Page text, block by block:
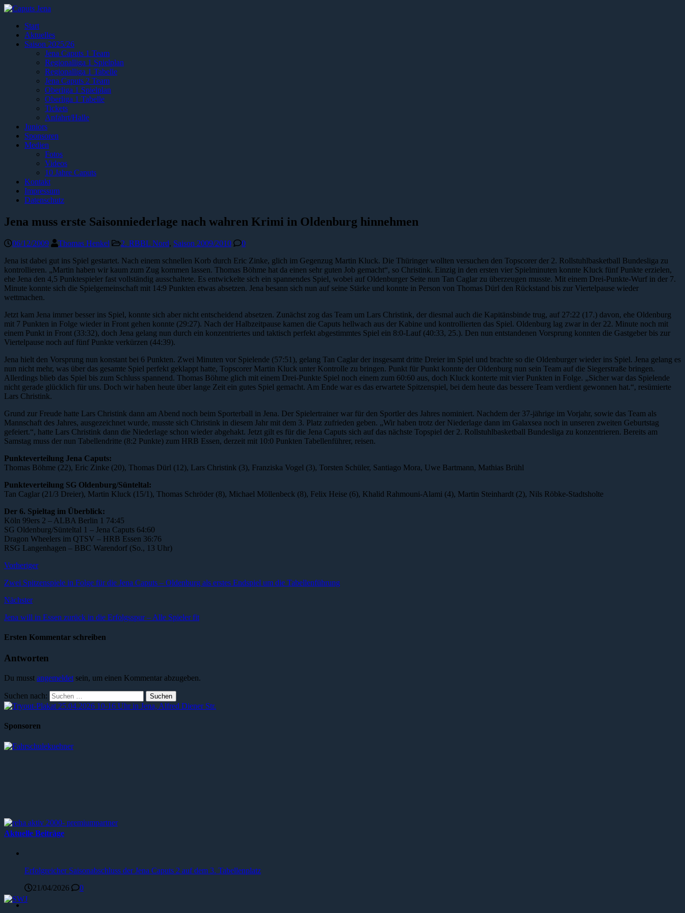
Start
Aktuelles
Saison 2025/26
Jena Caputs 1 Team
Regionalliga 1 Spielplan
Regionalliga 1 Tabelle
Jena Caputs 2 Team
Oberliga 1 Spielplan
Oberliga 1 Tabelle
Tickets
Anfahrt/Halle
Juniors
Sponsoren
Medien
Fotos
Videos
10 Jahre Caputs
Kontakt
Impressum
Datenschutz
Jena muss erste Saisonniederlage nach wahren Krimi in Oldenburg hinnehmen
06/12/2009 Thomas Henkel 2. RBBL Nord, Saison 2009/2010
0
Jena ist dabei gut ins Spiel gestartet. Nach einem schnellen Korb durch Eric Zinke, glich im Gegenzug Martin Kluck. Die Thüringer wollten versuchen den Topscorer der 2. Rollstuhlbasketball Bundesliga zu
kontrollieren. „Martin haben wir kaum zum Zug kommen lassen. Thomas Böhme hat da einen sehr guten Job gemacht“, so Christink. Einzig in den ersten vier Spielminuten konnte Kluck fünf Punkte erzielen,
ehe Jena den 4,5 Punktespieler fast vollständig ausschaltete. Es entwickelte sich ein spannendes Spiel, wobei auf Oldenburger Seite nun Tan Caglar zu überzeugen musste. Mit einem Drei-Punkte-Wurf in der 7.
Minute konnte sich die Spielgemeinschaft mit 14:9 Punkten etwas absetzen. Jena besann sich nun auf seine Stärke und konnte in Person von Thomas Dürl den Rückstand bis zur Viertelpause wieder
wettmachen.
Jetzt kam Jena immer besser ins Spiel, konnte sich aber nicht entscheidend absetzen. Zunächst zog das Team um Lars Christink, der diesmal auch die Kapitänsbinde trug, auf 27:22 (17.) davon, ehe Oldenburg
mit 7 Punkten in Folge wieder in Front gehen konnte (29:27). Nach der Halbzeitpause kamen die Caputs hellwach aus der Kabine und kontrollierten das Spiel. Oldenburg lag zwar in der 22. Minute noch mit
einem Punkt in Front (33:32), doch Jena gelang nun durch ein konzentriertes und taktisch perfekt abgestimmtes Spiel ein 8:0-Lauf (40:33, 25.). Den nun entstandenen Vorsprung konnten die Gastgeber bis zur
Viertelpause noch auf fünf Punkte verkürzen (44:39).
Jena hielt den Vorsprung nun konstant bei 6 Punkten. Zwei Minuten vor Spielende (57:51), gelang Tan Caglar der insgesamt dritte Dreier im Spiel und brachte so die Oldenburger wieder ins Spiel. Jena gelang es
nun nicht mehr, was über das gesamte Spiel perfekt geklappt hatte, Topscorer Martin Kluck unter Kontrolle zu bringen. Punkt für Punkt konnte der Oldenburg nun sein Team auf die Siegerstraße bringen.
Allerdings blieb das Spiel bis zum Schluss spannend. Thomas Böhme glich mit einem Drei-Punkte Spiel noch einem zum 60:60 aus, doch Kluck konterte mit vier Punkten in Folge. „Sicher war das Spielende
nicht gerade glücklich für uns. Doch wir haben heute über lange Zeit ein gutes Spiel gemacht. Am Ende war es das erwartete Spitzenspiel, bei dem heute das bessere Team verdient gewonnen hat.“, resümierte
Lars Christink.
Grund zur Freude hatte Lars Christink dann am Abend noch beim Sporterball in Jena. Der Spielertrainer war für den Sportler des Jahres nominiert. Nachdem der 37-jährige im Vorjahr, sowie das Team als
Mannschaft des Jahres, ausgezeichnet wurde, musste sich Christink in diesem Jahr mit dem 3. Platz zufrieden geben. „Wir haben trotz der Niederlage dann im Galaxsea noch in unseren zweiten Geburtstag
gefeiert.“, hatte Lars Christink dann die Niederlage schon wieder abgehakt. Jetzt gilt es für die Jena Caputs sich auf das nächste Topspiel der 2. Rollstuhlbasketball Bundesliga zu konzentrieren. Bereits am
Samstag muss der nun Tabellendritte (8:2 Punkte) zum HRB Essen, derzeit mit 10:0 Punkten Tabellenführer, reisen.
Punkteverteilung Jena Caputs:
Thomas Böhme (22), Eric Zinke (20), Thomas Dürl (12), Lars Christink (3), Franziska Vogel (3), Torsten Schüler, Santiago Mora, Uwe Bartmann, Mathias Brühl
Punkteverteilung SG Oldenburg/Sünteltal:
Tan Caglar (21/3 Dreier), Martin Kluck (15/1), Thomas Schröder (8), Michael Möllenbeck (8), Felix Heise (6), Khalid Rahmouni-Alami (4), Martin Steinhardt (2), Nils Röbke-Stadtsholte
Der 6. Spieltag im Überblick:
Köln 99ers 2 – ALBA Berlin 1 74:45
SG Oldenburg/Sünteltal 1 – Jena Caputs 64:60
Dragon Wheelers im QTSV – HRB Essen 36:76
RSG Langenhagen – BBC Warendorf (So., 13 Uhr)
Vorheriger
Zwei Spitzenspiele in Folge für die Jena Caputs – Oldenburg als erstes Endspiel um die Tabellenführung
Nächster
Jena will in Essen zurück in die Erfolgsspur – Alle Spieler fit
Ersten Kommentar schreiben
Antworten
Du musst angemeldet sein, um einen Kommentar abzugeben.
Suchen nach:
Sponsoren
Aktuelle Beiträge
Erfolgreicher Saisonabschluss der Jena Caputs 2 auf dem 3. Tabellenplatz
21/04/2026
0